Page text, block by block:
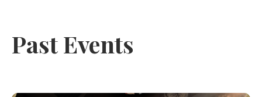
Past Events